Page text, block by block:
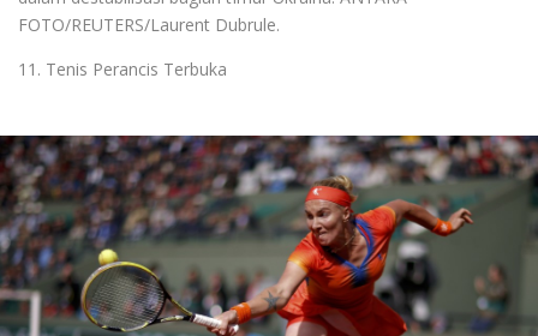
FOTO/REUTERS/Laurent Dubrule.
11. Tenis Perancis Terbuka